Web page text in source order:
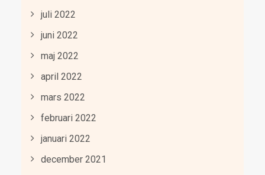
juli 2022
juni 2022
maj 2022
april 2022
mars 2022
februari 2022
januari 2022
december 2021